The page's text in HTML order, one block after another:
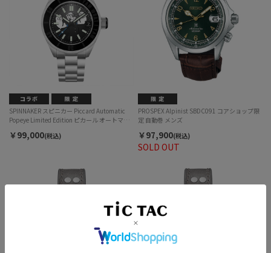
SPINNAKER スピニカー Piccard Automatic
Popeye Limited Edition ピカール オートマテ
5173-11 自動巻 メンズ
￥99,000(税込)
SOLD OUT
PROSPEX Alpinist SBDC091 コアショップ限
定 自動巻 メンズ
￥97,900(税込)